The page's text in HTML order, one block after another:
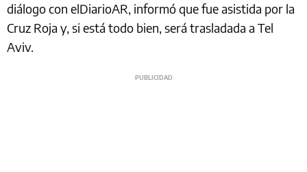
diálogo con elDiarioAR, informó que fue asistida por la
Cruz Roja y, si está todo bien, será trasladada a Tel
Aviv.